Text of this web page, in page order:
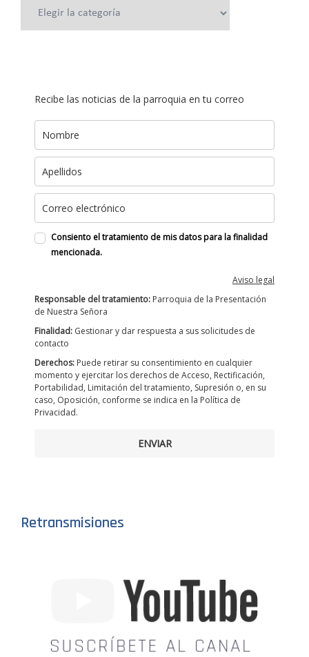
Recibe las noticias de la parroquia en tu correo
Consiento el tratamiento de mis datos para la finalidad
mencionada.
Aviso legal
Responsable del tratamiento: Parroquia de la Presentación
de Nuestra Señora
Finalidad: Gestionar y dar respuesta a sus solicitudes de
contacto
Derechos: Puede retirar su consentimiento en cualquier
momento y ejercitar los derechos de Acceso, Rectificación,
Portabilidad, Limitación del tratamiento, Supresión o, en su
caso, Oposición, conforme se indica en la Política de
Privacidad.
ENVIAR
Retransmisiones